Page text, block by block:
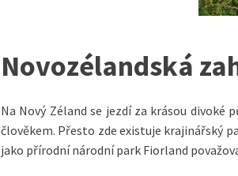
Novozélandská
Na Nový Zéland se jezdí za krásou divoké
člověkem. Přesto zde existuje krajinářský
jako přírodní národní park Fiorland